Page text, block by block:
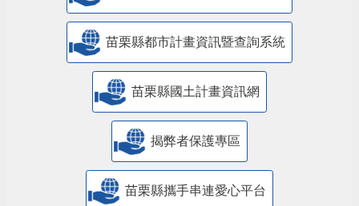
苗栗縣都市計畫資訊暨查詢系統
苗栗縣國土計畫資訊網
揭弊者保護專區
苗栗縣攜手串連愛心平台